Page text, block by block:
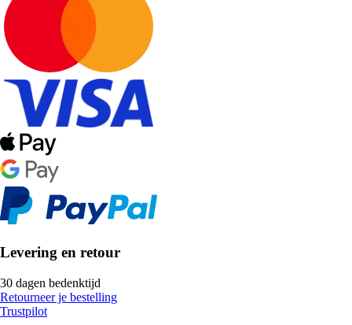
Levering en retour
30 dagen bedenktijd
Retourneer je bestelling
Trustpilot